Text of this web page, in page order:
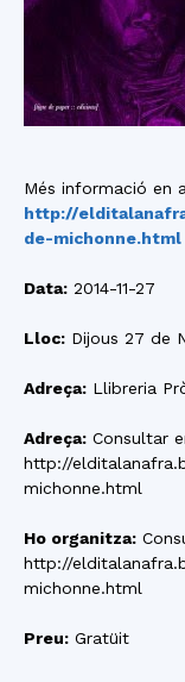
Més informació en
http://
de-michonne.html
Data: 2014-11-27
Lloc: Dijous 27 de
Adreça: Llibreria
Adreça: Consultar
http://
michonne.html
Ho organitza:
http://
michonne.html
Preu: Gratüit